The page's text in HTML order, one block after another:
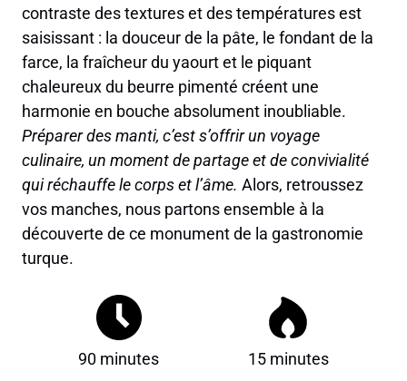
contraste des textures et des températures est
saisissant : la douceur de la pâte, le fondant de la
farce, la fraîcheur du yaourt et le piquant
chaleureux du beurre pimenté créent une
harmonie en bouche absolument inoubliable.
Préparer des manti, c’est s’offrir un voyage
culinaire, un moment de partage et de convivialité
qui réchauffe le corps et l’âme. Alors, retroussez
vos manches, nous partons ensemble à la
découverte de ce monument de la gastronomie
turque.
90 minutes 15 minutes